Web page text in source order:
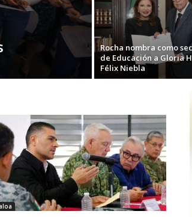
Rocha nombra como
de Educación a Gloria
Félix Niebla